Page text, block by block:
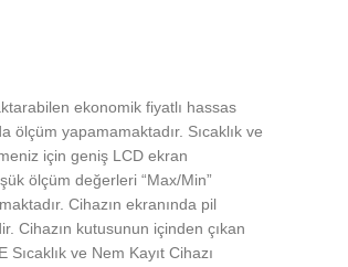
ekonomik fiyatlı hassas
ölçüm yapamamaktadır. Sıcaklık ve
için geniş LCD ekran
ölçüm değerleri “Max/Min”
Cihazın ekranında pil
Cihazın kutusunun içinden çıkan
ve Nem Kayıt Cihazı